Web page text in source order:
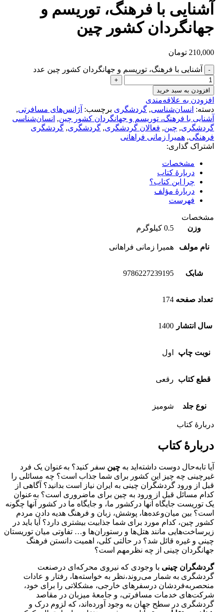
آشنایی با فرهنگ، توریسم و
جهانگردان کشور چین
210,000 تومان
آشنایی با فرهنگ، توریسم و جهانگردان کشور چین عدد
افزودن به سبد خرید
افزودن به علاقه‌مندی
دسته: انسان‌شناسی, گردشگری برچسب: آژانس‌های مسافرتی,
آشنایی با فرهنگ، توریسم و جهانگردان کشور چین, انسان‌شناسی
گردشگری, چین, فعالان گردشگری, گردشگری, گردشگری
فرهنگی, همیرا زمانی فراهانی
اشتراک گذاری:
مشخصات
دربارۀ کتاب
چرا این کتاب؟
دربارۀ مؤلف
فهرست
مشخصات
وزن
0.5 کیلوگرم
نام مولف همیرا زمانی فراهانی
شابک 9786227239195
تعداد صفحه 174
سال انتشار 1400
نوبت چاپ اول
قطع کتاب رقعی
نوع جلد شومیز
دربارۀ کتاب
دربارۀ کتاب
آیا تابه‌حال دوست داشته‌اید به چین سفر کنید؟ به‌عنوان یک فرد
غیرچینی چه چیز این کشور برای شما جذاب است؟ چه مسائلی را
قبل از ورود گردشگران چینی به ایران نیاز است بدانید؟ آگاهی از
کدام مسائل قبل از ورود به چین برای ماضروری است؟ به‌عنوان
یک توریست جایگاه آنها درکشور ما، و جایگاه ما در کشور آنها چگونه
است؟ بین میان‌‌وعده‌ها، پوشش، زبان و فرهنگ هدیه دادن مردم
کشور چین، کدام مورد برای شما جذابیت بیشتری دارد؟ آیا باید در
زیرساخت‌هایی مانند هتل‌ها و رستوران‌ها و… تفاوتی میان توریستان
چینی و غیره قائل شد؟ در حالتی کلی، اهمیت دانستن فرهنگ
جهانگردان چینی از چه نظرمهم است؟
گردشگران چینی با وجودی که نیروی محرکه‌ای درصنعت
گردشگری به شمار می‌روند،نظر به خواسته‌ها، رفتار و عادات
منحصر‌به‌فردشان درسفر‌های خارجی، مشکلاتی را برای خود،
شرکت‌های خدمات مسافرتی، و جامعۀ میزبان در مقاصد
گردشگری در سطح جهان به وجود آورده‌اند، که لزوم درک و